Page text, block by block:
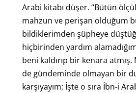
Arabi kitabı düşer. “Bütün
mahzun ve perişan olduğum
bildiklerimden şüpheye
hiçbirinden yardım
beni kaldırıp bir kenara
de gündeminde olmayan bir
karşıyayım; İşte o sıra İbn-i